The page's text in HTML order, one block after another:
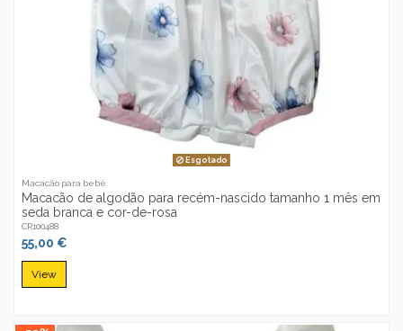
Esgotado
Macacão para bebé
Macacão de algodão para recém-nascido tamanho 1 mês em
seda branca e cor-de-rosa
CR100488
55,00 €
View